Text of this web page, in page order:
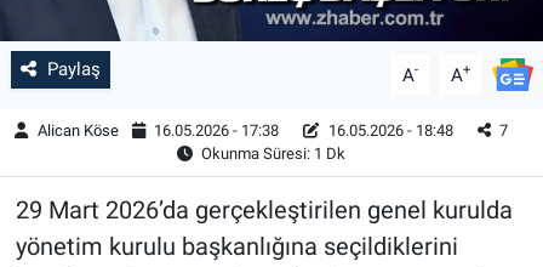
Paylaş A- A+
Alican Köse 16.05.2026 - 17:38 16.05.2026 - 18:48
7
Okunma Süresi: 1 Dk
29 Mart 2026’da gerçekleştirilen genel kurulda
yönetim kurulu başkanlığına seçildiklerini